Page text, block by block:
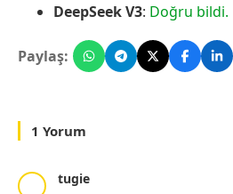
DeepSeek V3: Doğru bildi.
Paylaş:
1 Yorum
tugie